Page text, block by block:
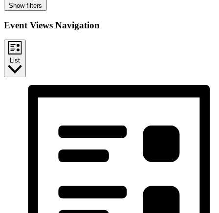
Show filters
Event Views Navigation
List